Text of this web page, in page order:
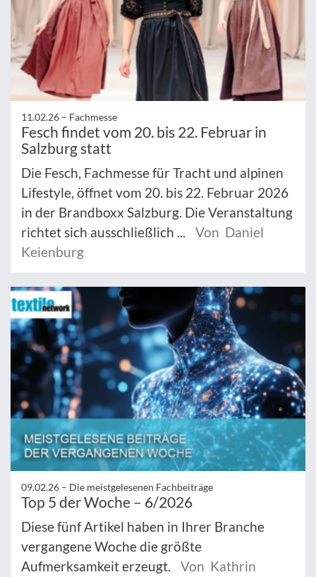
11.02.26 – Fachmesse
Fesch findet vom 20. bis 22. Februar in
Salzburg statt
Die Fesch, Fachmesse für Tracht und alpinen
Lifestyle, öffnet vom 20. bis 22. Februar 2026
in der Brandboxx Salzburg. Die Veranstaltung
richtet sich ausschließlich ...
Von Daniel
Keienburg
09.02.26 – Die meistgelesenen Fachbeiträge
Top 5 der Woche – 6/2026
Diese fünf Artikel haben in Ihrer Branche
vergangene Woche die größte
Aufmerksamkeit erzeugt.
Von Kathrin